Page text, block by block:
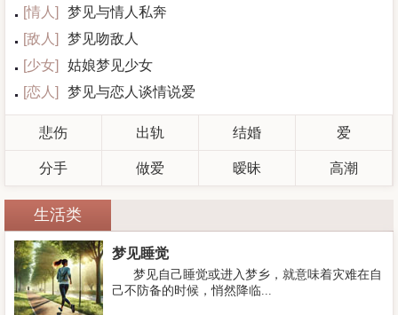
[情人 ]
梦见与情人私奔
[敌人 ]
梦见吻敌人
[少女]
姑娘梦见少女
[恋人 ] 梦见与恋人谈情说爱
悲伤 出轨 结婚 爱
分手 做爱 暧昧 高潮
生活类
梦见睡觉
梦见自己睡觉或进入梦乡，就意味着灾难在自
己不防备的时候，悄然降临...